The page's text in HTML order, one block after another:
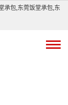
承包,东莞饭堂承包,东